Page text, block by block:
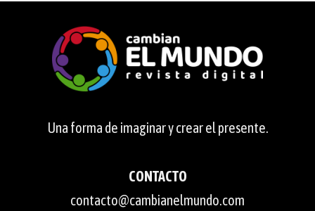
Una forma de imaginar y crear el presente.
CONTACTO
contacto@cambianelmundo.com